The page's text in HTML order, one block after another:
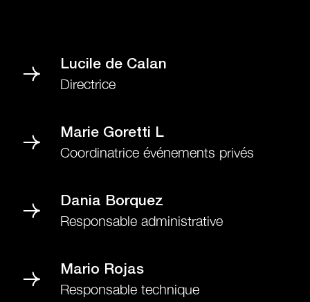
Lucile de Calan
Directrice
Marie Goretti L
Coordinatrice événements privés
Dania Borquez
Responsable administrative
Mario Rojas
Responsable technique